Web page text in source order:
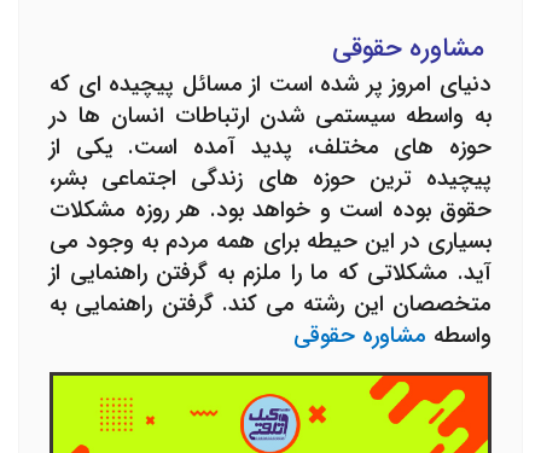
مشاوره حقوقی
دنیای امروز پر شده است از مسائل پیچیده ای که
به واسطه سیستمی شدن ارتباطات انسان ها در
حوزه های مختلف، پدید آمده است. یکی از
پیچیده ترین حوزه های زندگی اجتماعی بشر،
حقوق بوده است و خواهد بود. هر روزه مشکلات
بسیاری در این حیطه برای همه مردم به وجود می
آید. مشکلاتی که ما را ملزم به گرفتن راهنمایی از
متخصصان این رشته می کند. گرفتن راهنمایی به
واسطه مشاوره حقوقی